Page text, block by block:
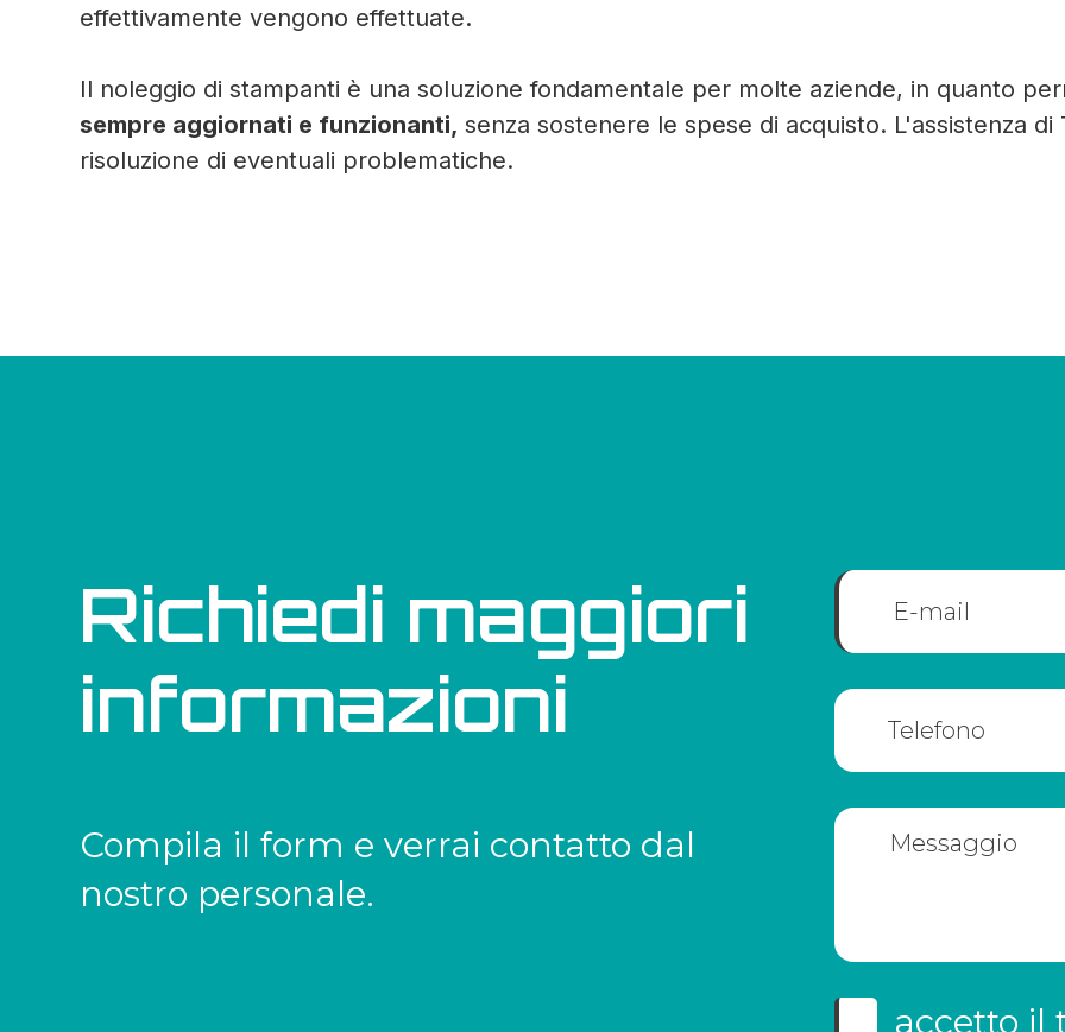
effettivamente vengono effettuate.
Il noleggio di stampanti è una soluzione fondamentale per molte aziende, in quanto
sempre aggiornati e funzionanti, senza sostenere le spese di acquisto. L'assistenza
risoluzione di eventuali problematiche.
Richiedi maggiori
informazioni
Compila il form e verrai contatto dal
nostro personale.
accetto il